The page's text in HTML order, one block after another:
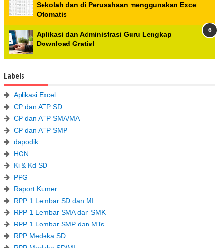
Sekolah dan di Perusahaan menggunakan Excel
Otomatis
Aplikasi dan Administrasi Guru Lengkap
Download Gratis!
Labels
Aplikasi Excel
CP dan ATP SD
CP dan ATP SMA/MA
CP dan ATP SMP
dapodik
HGN
Ki & Kd SD
PPG
Raport Kumer
RPP 1 Lembar SD dan MI
RPP 1 Lembar SMA dan SMK
RPP 1 Lembar SMP dan MTs
RPP Medeka SD